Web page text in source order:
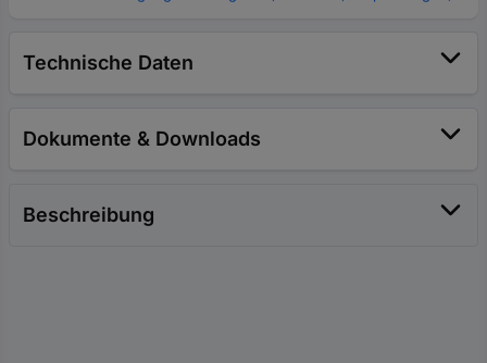
Technische Daten
Dokumente & Downloads
Beschreibung